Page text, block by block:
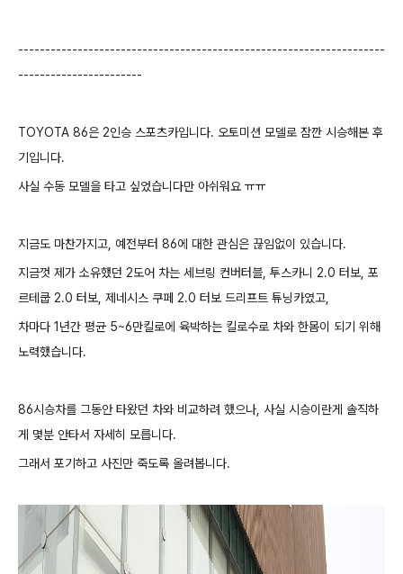
--------------------------------------------------------------------
-----------------------
TOYOTA 86은 2인승 스포츠카입니다. 오토미션 모델로 잠깐 시승해본 후
기입니다.
사실 수동 모델을 타고 싶었습니다만 아쉬워요 ㅠㅠ
지금도 마찬가지고, 예전부터 86에 대한 관심은 끊임없이 있습니다.
지금껏 제가 소유했던 2도어 차는 세브링 컨버터블, 투스카니 2.0 터보, 포
르테쿱 2.0 터보, 제네시스 쿠페 2.0 터보 드리프트 튜닝카였고,
차마다 1년간 평균 5~6만킬로에 육박하는 킬로수로 차와 한몸이 되기 위해
노력했습니다.
86시승차를 그동안 타왔던 차와 비교하려 했으나, 사실 시승이란게 솔직하
게 몇분 안타서 자세히 모릅니다.
그래서 포기하고 사진만 죽도록 올려봅니다.